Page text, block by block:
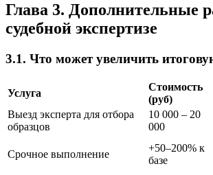
Глава 3. Дополнительные
судебной экспертизе
3.1. Что может увеличить
Услуга
Стоимость
(руб)
Выезд эксперта для отбора
образцов
10 000 – 20
000
Срочное выполнение
+50–200% к
базе